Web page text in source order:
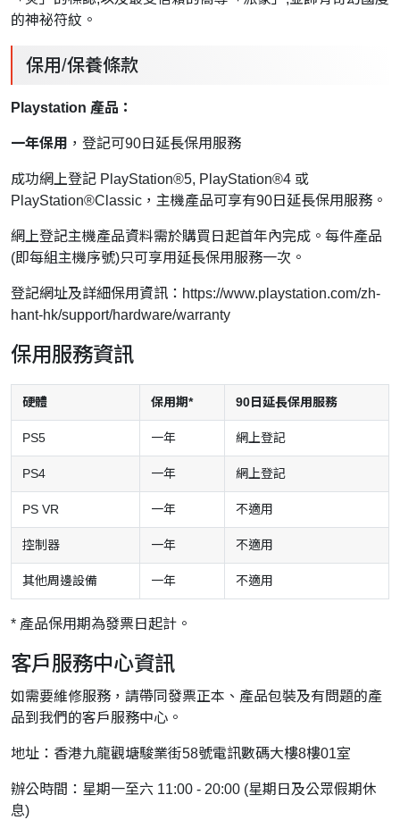
的神祕符紋。
保用/保養條款
Playstation 產品：
一年保用 ，登記可90日延長保用服務
成功網上登記 PlayStation®5, PlayStation®4 或
PlayStation®Classic，主機產品可享有90日延長保用服務。
網上登記主機產品資料需於購買日起首年內完成。每件產品
(即每組主機序號)只可享用延長保用服務一次。
登記網址及詳細保用資訊： https://www.playstation.com/zh-
hant-hk/support/hardware/warranty
保用服務資訊
硬體 保用期* 90日延長保用服務
PS5 一年 網上登記
PS4 一年 網上登記
PS VR 一年 不適用
控制器 一年 不適用
其他周邊設備 一年 不適用
* 產品保用期為發票日起計。
客戶服務中心資訊
如需要維修服務，請帶同發票正本、產品包裝及有問題的產
品到我們的客戶服務中心。
地址：香港九龍觀塘駿業街58號電訊數碼大樓8樓01室
辦公時間：星期一至六 11:00 - 20:00 (星期日及公眾假期休
息)